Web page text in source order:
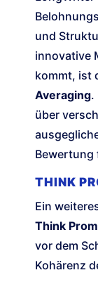
und
innovative
kommt, ist
Averaging.
über
Bewertung
THINK
Ein
Think
vor dem
Kohärenz